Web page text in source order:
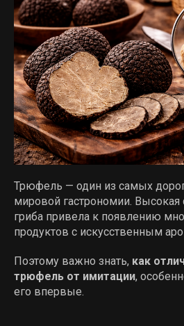
Трюфель — один из самых
мировой гастрономии. Высокая
гриба привела к появлению
продуктов с искусственным
Поэтому важно знать, как
трюфель от имитации,
его впервые.